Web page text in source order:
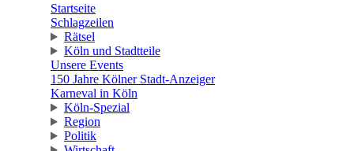
Startseite
Schlagzeilen
Rätsel
Köln und Stadtteile
Unsere Events
150 Jahre Kölner Stadt-Anzeiger
Karneval in Köln
Köln-Spezial
Region
Politik